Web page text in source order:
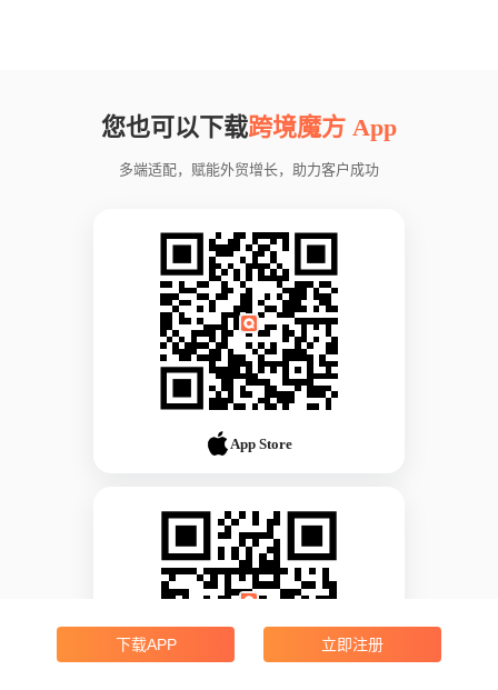
您也可以下载跨境魔方 App
多端适配，赋能外贸增长，助力客户成功
App Store
下载APP 立即注册